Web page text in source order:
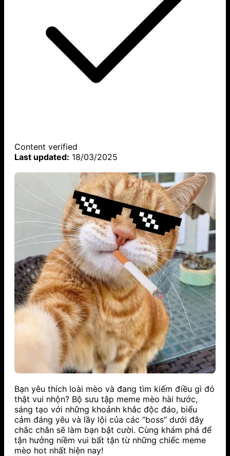
Content verified
Last updated: 18/03/2025
Bạn yêu thích loài mèo và đang tìm kiếm điều gì đó
thật vui nhộn? Bộ sưu tập meme mèo hài hước,
sáng tạo với những khoảnh khắc độc đáo, biểu
cảm đáng yêu và lầy lội của các “boss” dưới đây
chắc chắn sẽ làm bạn bật cười. Cùng khám phá để
tận hưởng niềm vui bất tận từ những chiếc meme
mèo hot nhất hiện nay!